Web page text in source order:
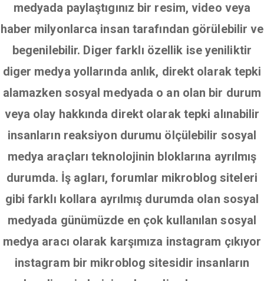
medyada paylaştıgınız bir resim, video veya
haber milyonlarca insan tarafından görülebilir ve
begenilebilir. Diger farklı özellik ise yeniliktir
diger medya yollarında anlık, direkt olarak tepki
alamazken sosyal medyada o an olan bir durum
veya olay hakkında direkt olarak tepki alınabilir
insanların reaksiyon durumu ölçülebilir sosyal
medya araçları teknolojinin bloklarına ayrılmış
durumda. İş agları, forumlar mikroblog siteleri
gibi farklı kollara ayrılmış durumda olan sosyal
medyada günümüzde en çok kullanılan sosyal
medya aracı olarak karşımıza instagram çıkıyor
instagram bir mikroblog sitesidir insanların